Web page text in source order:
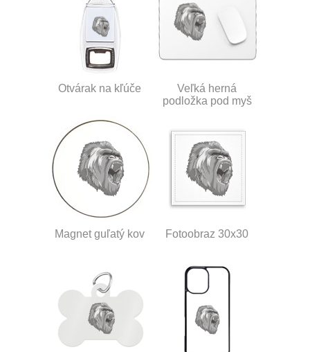
Otvárak na kľúče
Veľká herná
podložka pod myš
Magnet guľatý kov Fotoobraz 30x30